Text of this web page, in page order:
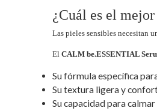
¿Cuál es el
Las pieles sensibles necesitan
El CALM be.ESSENTIAL
Su fórmula específica
Su textura ligera y
Su capacidad para